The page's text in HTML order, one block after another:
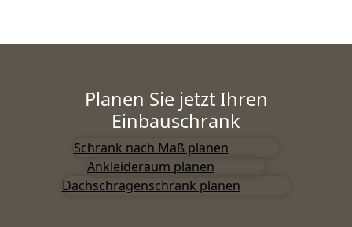
Planen Sie jetzt Ihren
Einbauschrank
Schrank nach Maß planen
Ankleideraum planen
Dachschrägenschrank planen